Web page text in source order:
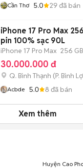
Cần Thơ 5.0 29 đã bán
iPhone 17 Pro Max
pin 100% sạc 90L
iPhone 17 Pro Max 256 GB
30.000.000 đ
Q. Bình Thạnh (P. Bình
Acbde 5.0 8 đã bán
Xem thêm
Huyện Cao